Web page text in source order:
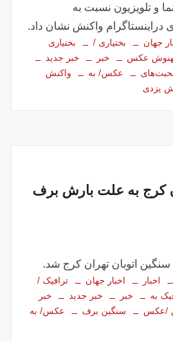
و تلویزیون نسبت به
واکنش نشان داد.
جهان بختیاری /
بختیاری
عکس خبر
خبر جدید
عکس/ به
واکنش
یزدی
کرج به علت بارش برف
اتوبان تهران کرج شد.
اخبار اخبار جهان
ترافیک /
به خبر خبر جدید
خبر
/عکس سنگین برف
عکس/ به